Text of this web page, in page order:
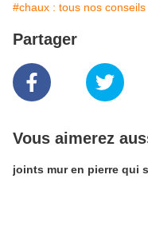
#chaux : tous nos conseils
Partager
Vous aimerez
joints mur en pierre qui